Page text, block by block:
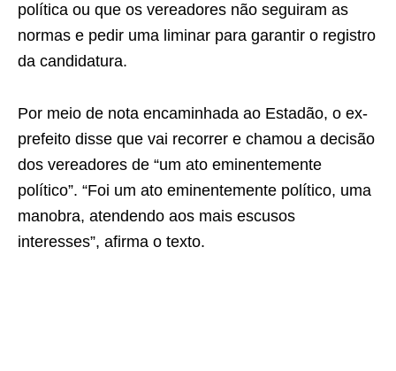
política ou que os vereadores não seguiram as
normas e pedir uma liminar para garantir o registro
da candidatura.
Por meio de nota encaminhada ao Estadão, o ex-
prefeito disse que vai recorrer e chamou a decisão
dos vereadores de “um ato eminentemente
político”. “Foi um ato eminentemente político, uma
manobra, atendendo aos mais escusos
interesses”, afirma o texto.